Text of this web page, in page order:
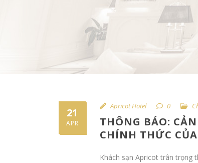
21
APR
Apricot Hotel 0
THÔNG BÁO:
CHÍNH THỨC
Khách sạn Apricot trân trọng